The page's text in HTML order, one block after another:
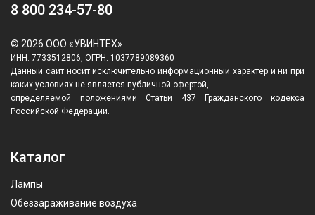
8 800 234-57-80
© 2026 ООО «УВИНТЕХ»
ИНН: 7733512806, ОГРН: 1037789089360
Данный сайт носит исключительно информационный характер и ни при
каких условиях не является публичной офертой,
определяемой положениями Статьи 437 Гражданского кодекса
Российской Федерации.
Каталог
Лампы
Обеззараживание воздуха